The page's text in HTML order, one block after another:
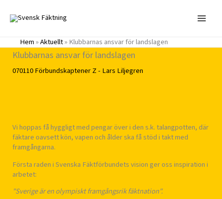
innehåll
Hem»Aktuellt»Klubbarnas ansvar för landslagen
Klubbarnas ansvar för landslagen
070110FörbundskaptenerZ - Lars Liljegren
Vi hoppas få hyggligt med pengar över i den s.k. talangpotten, där
fäktare oavsett kön, vapen och ålder ska få stöd i takt med
framgångarna.
Första raden i Svenska Fäktförbundets vision ger oss inspiration i
arbetet:
"Sverige är en olympiskt framgångsrik fäktnation".